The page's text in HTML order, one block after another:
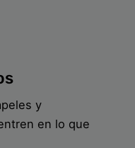
y
en lo que